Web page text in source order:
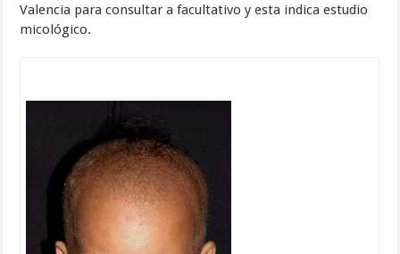
Valencia para consultar a facultativo y esta indica estudio
micológico.